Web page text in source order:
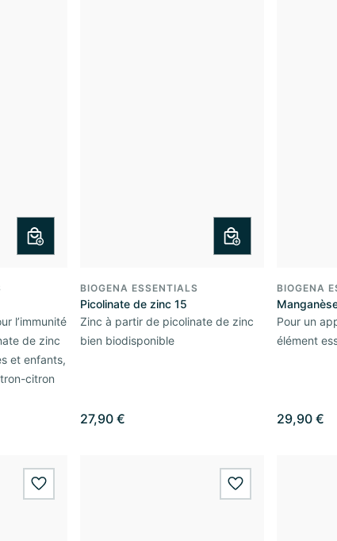
l’immunité
de zinc
et enfants,
citron
BIOGENA ESSENTIALS
Picolinate de zinc 15
Zinc à partir de picolinate de zinc
bien biodisponible
27,90 €
BIOGENA
Pour un
élément
29,90 €
wishlist.add wishlist.add